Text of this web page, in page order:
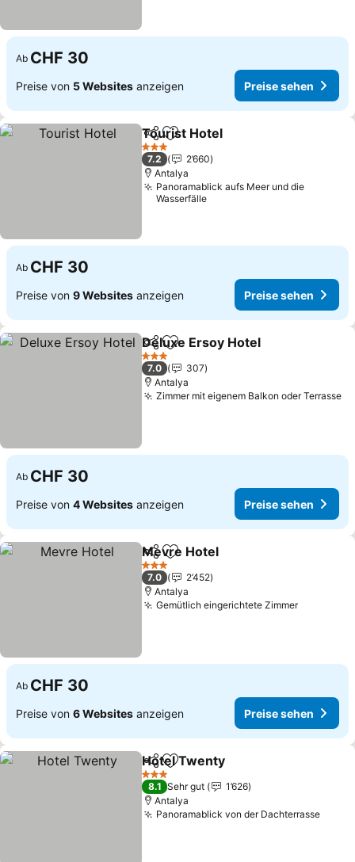
Ab CHF 30
Preise von 5 Websites anzeigen Preise sehen
TeilenZu Favoriten hinzufügen
Tourist Hotel
3 Sterne
7.2
2’660
Antalya
Panoramablick aufs Meer und die
Wasserfälle
Ab CHF 30
Preise von 9 Websites anzeigen Preise sehen
TeilenZu Favoriten hinzufügen
Deluxe Ersoy Hotel
3 Sterne
7.0
307
Antalya
Zimmer mit eigenem Balkon oder Terrasse
Ab CHF 30
Preise von 4 Websites anzeigen Preise sehen
TeilenZu Favoriten hinzufügen
Mevre Hotel
3 Sterne
7.0
2’452
Antalya
Gemütlich eingerichtete Zimmer
Ab CHF 30
Preise von 6 Websites anzeigen Preise sehen
TeilenZu Favoriten hinzufügen
Hotel Twenty
3 Sterne
8.1 Sehr gut
1’626
Antalya
Panoramablick von der Dachterrasse